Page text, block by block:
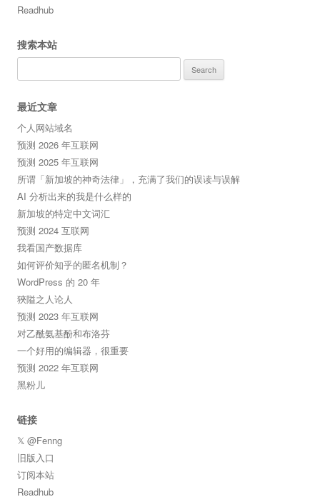
Readhub
搜索本站
for:
最近文章
个人网站域名
预测 2026 年互联网
预测 2025 年互联网
所谓「新加坡的神奇法律」，充满了我们的误读与误解
AI 分析出来的我是什么样的
新加坡的特定中文词汇
预测 2024 互联网
我看国产数据库
如何评价知乎的匿名机制？
WordPress 的 20 年
狹隘之人论人
预测 2023 年互联网
对乙酰氨基酚和布洛芬
一个好用的编辑器，很重要
预测 2022 年互联网
黑粉儿
链接
𝕏 @Fenng
旧版入口
订阅本站
Readhub